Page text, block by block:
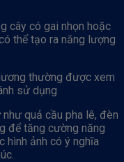
cây có gai nhọn hoặc
thể tạo ra năng lượng
thường được xem
sử dụng
như quả cầu pha lê, đèn
để tăng cường năng
hình ảnh có ý nghĩa